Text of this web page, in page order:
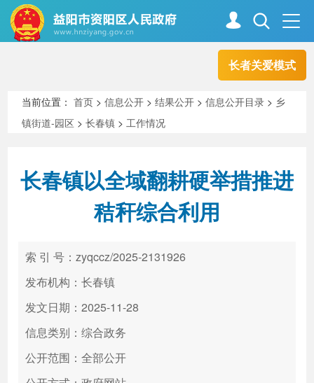
长者关爱模式
走进资阳
新闻中心 解读回应
政务服务
高效办成一件事
当前位置：首页 >信息公开 >结果公开 >信息公开目录 > 乡
镇街道-园区 >长春镇 >工作情况
长春镇以全域翻耕硬举措推进
秸秆综合利用
索 引 号：zyqccz/2025-2131926
发布机构：长春镇
发文日期：2025-11-28
信息类别：综合政务
公开范围：全部公开